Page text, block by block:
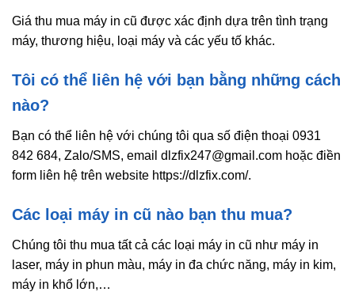
Giá thu mua máy in cũ được xác định dựa trên tình trạng
máy, thương hiệu, loại máy và các yếu tố khác.
Tôi có thể liên hệ với bạn bằng những cách
nào?
Bạn có thể liên hệ với chúng tôi qua số điện thoại 0931
842 684, Zalo/SMS, email dlzfix247@gmail.com hoặc điền
form liên hệ trên website https://dlzfix.com/.
Các loại máy in cũ nào bạn thu mua?
Chúng tôi thu mua tất cả các loại máy in cũ như máy in
laser, máy in phun màu, máy in đa chức năng, máy in kim,
máy in khổ lớn,…